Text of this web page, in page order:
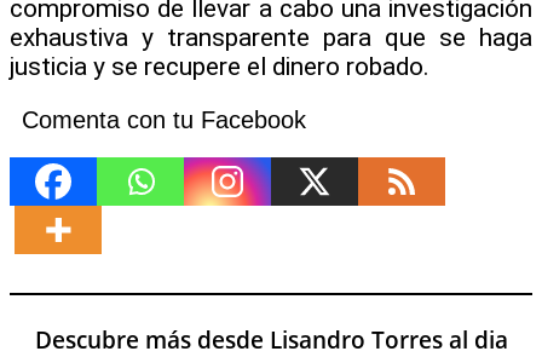
compromiso de llevar a cabo una investigación
exhaustiva y transparente para que se haga
justicia y se recupere el dinero robado.
Comenta con tu Facebook
Descubre más desde Lisandro Torres al dia